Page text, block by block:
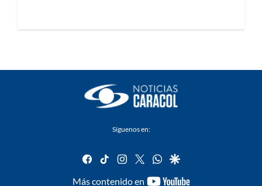
Síguenos en:
facebook
tiktok instagram
twitterwhatsapp
google
Más contenido en
youtube-